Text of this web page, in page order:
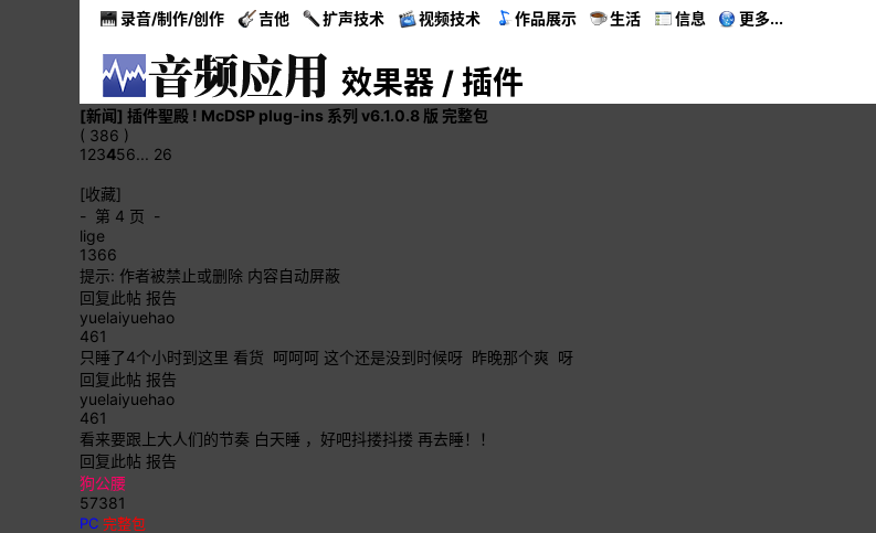
录音/制作/创作 吉他 扩声技术 视频技术 作品展示 生活 信息 更多...
效果器 / 插件
[新闻] 插件聖殿 ! McDSP plug-ins 系列 v6.1.0.8 版 完整包
( 386 )
123456... 26
[收藏]
- 第 4 页 -
lige
1366
提示: 作者被禁止或删除 内容自动屏蔽
回复此帖 报告
yuelaiyuehao
461
只睡了4个小时到这里 看货 呵呵呵 这个还是没到时候呀 昨晚那个爽 呀
回复此帖 报告
yuelaiyuehao
461
看来要跟上大人们的节奏 白天睡 ，好吧抖搂抖搂 再去睡！！
回复此帖 报告
狗公腰
57381
PC 完整包